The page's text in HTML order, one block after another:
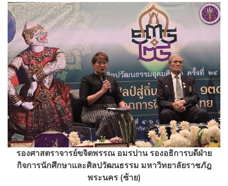
รองศาสตราจารย์ขจิตพรรณ อมรปาน รองอธิการบดีฝ่าย
กิจการนักศึกษาและศิลปวัฒนธรรม มหาวิทยาลัยราชภัฎ
พระนคร (ซ้าย)